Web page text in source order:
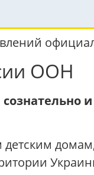
ООН
сознательно
детским